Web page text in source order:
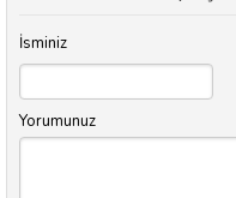
İsminiz
Yorumunuz